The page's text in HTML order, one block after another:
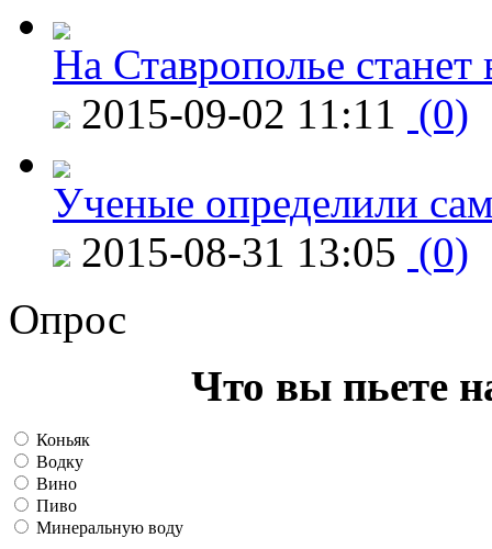
На Ставрополье
2015-09-02 11:11 (0)
Ученые определили
2015-08-31 13:05 (0)
Опрос
Что вы пьете
Коньяк
Водку
Вино
Пиво
Минеральную воду